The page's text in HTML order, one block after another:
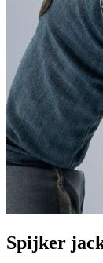
Spijker